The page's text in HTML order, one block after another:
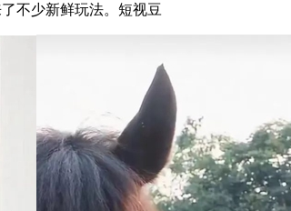
不少新鲜玩法。短视豆